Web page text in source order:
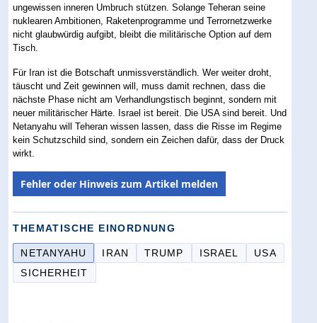
ungewissen inneren Umbruch stützen. Solange Teheran seine
nuklearen Ambitionen, Raketenprogramme und Terrornetzwerke
nicht glaubwürdig aufgibt, bleibt die militärische Option auf dem
Tisch.
Für Iran ist die Botschaft unmissverständlich. Wer weiter droht,
täuscht und Zeit gewinnen will, muss damit rechnen, dass die
nächste Phase nicht am Verhandlungstisch beginnt, sondern mit
neuer militärischer Härte. Israel ist bereit. Die USA sind bereit. Und
Netanyahu will Teheran wissen lassen, dass die Risse im Regime
kein Schutzschild sind, sondern ein Zeichen dafür, dass der Druck
wirkt.
Fehler oder Hinweis zum Artikel melden
THEMATISCHE EINORDNUNG
NETANYAHU IRAN TRUMP ISRAEL
USA
SICHERHEIT